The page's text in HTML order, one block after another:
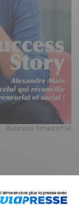
Business Times n° 14